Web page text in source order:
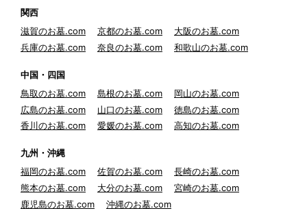
関西
滋賀のお墓.com
京都のお墓.com
大阪のお墓.com
兵庫のお墓.com
奈良のお墓.com 和歌山のお墓.com
中国・四国
鳥取のお墓.com
島根のお墓.com
岡山のお墓.com
広島のお墓.com
山口のお墓.com
徳島のお墓.com
香川のお墓.com
愛媛のお墓.com 高知のお墓.com
九州・沖縄
福岡のお墓.com
佐賀のお墓.com
長崎のお墓.com
熊本のお墓.com
大分のお墓.com
宮崎のお墓.com
鹿児島のお墓.com
沖縄のお墓.com